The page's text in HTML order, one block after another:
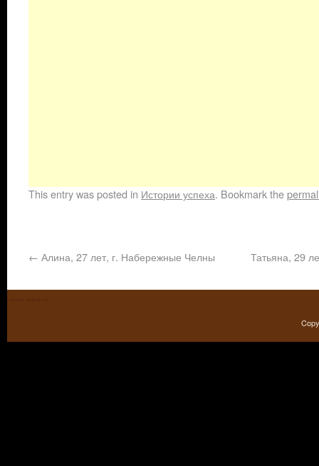
This entry was posted in Истории успеха. Bookmark the
← Алина, 27 лет, г. Набережные Челны Татьяна, 29